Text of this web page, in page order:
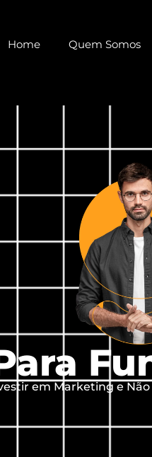
Home Quem Somos
em Marketing e Não